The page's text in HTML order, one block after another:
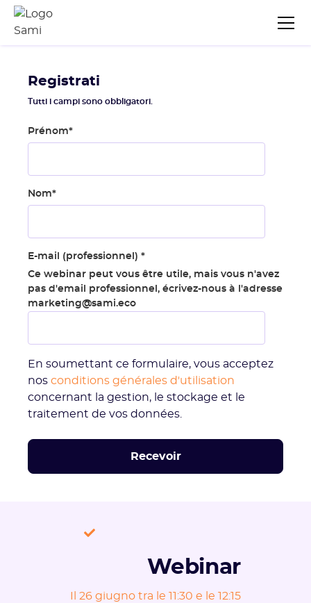
Webinar
Il 26 giugno tra le 11:30 e le 12:15
Registrati
Tutti i campi sono obbligatori.
Prénom*
Nom*
E-mail (professionnel) *
Ce webinar peut vous être utile, mais vous n'avez
pas d'email professionnel, écrivez-nous à l'adresse
marketing@sami.eco
En soumettant ce formulaire, vous acceptez
nos conditions générales d'utilisation
concernant la gestion, le stockage et le
traitement de vos données.